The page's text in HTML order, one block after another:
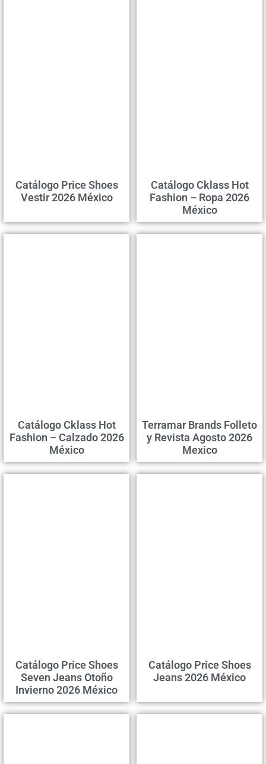
Catálogo Price Shoes
Vestir 2026 México
Catálogo Cklass Hot
Fashion – Ropa 2026
México
Catálogo Cklass Hot
Fashion – Calzado 2026
México
Terramar Brands Folleto
y Revista Agosto 2026
Mexico
Catálogo Price Shoes
Seven Jeans Otoño
Invierno 2026 México
Catálogo Price Shoes
Jeans 2026 México